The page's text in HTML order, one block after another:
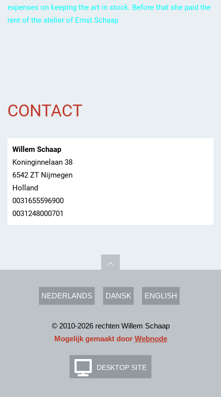
expenses on keeping the art in stock. Before that she paid the
rent of the atelier of Ernst Schaap
CONTACT
Willem Schaap
Koninginnelaan 38
6542 ZT Nijmegen
Holland
0031655596900
0031248000701
NEDERLANDS DANSK ENGLISH
© 2010-2026 rechten Willem Schaap
Mogelijk gemaakt door Webnode
DESKTOP SITE